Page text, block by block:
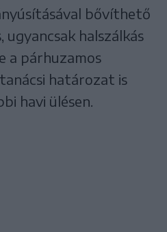
bővíthető
halszálkás
a párhuzamos
határozat is
havi ülésen.